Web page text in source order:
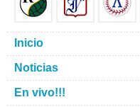
Inicio
Noticias
En vivo!!!